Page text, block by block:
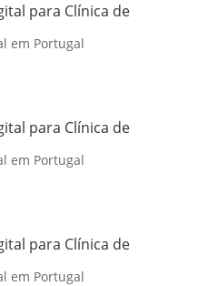
para Clínica de
em Portugal
para Clínica de
em Portugal
para Clínica de
em Portugal